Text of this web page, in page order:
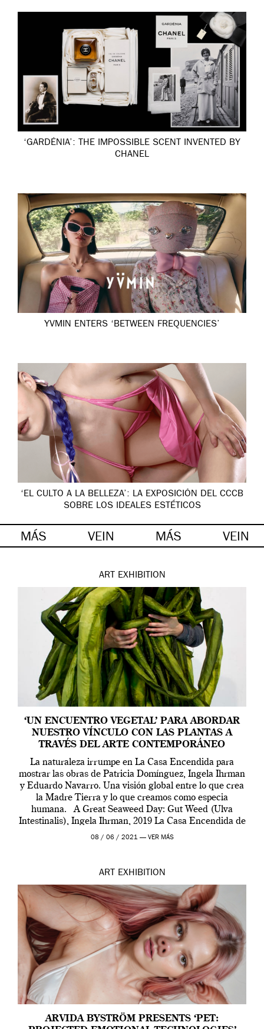
‘GARDÉNIA’: THE IMPOSSIBLE SCENT INVENTED BY
CHANEL
YVMIN ENTERS ‘BETWEEN FREQUENCIES’
‘EL CULTO A LA BELLEZA’: LA EXPOSICIÓN DEL CCCB
SOBRE LOS IDEALES ESTÉTICOS
MÁS VEIN MÁS VEIN
ART EXHIBITION
‘UN ENCUENTRO VEGETAL’ PARA ABORDAR
NUESTRO VÍNCULO CON LAS PLANTAS A
TRAVÉS DEL ARTE CONTEMPORÁNEO
La naturaleza irrumpe en La Casa Encendida para
mostrar las obras de Patricia Domínguez, Ingela Ihrman
y Eduardo Navarro. Una visión global entre lo que crea
la Madre Tierra y lo que creamos como especia
humana. A Great Seaweed Day: Gut Weed (Ulva
Intestinalis), Ingela Ihrman, 2019 La Casa Encendida de
Madrid y la Wellcome […]
08 / 06 / 2021 — VER MÁS
ART EXHIBITION
ARVIDA BYSTRÖM PRESENTS ‘PET: